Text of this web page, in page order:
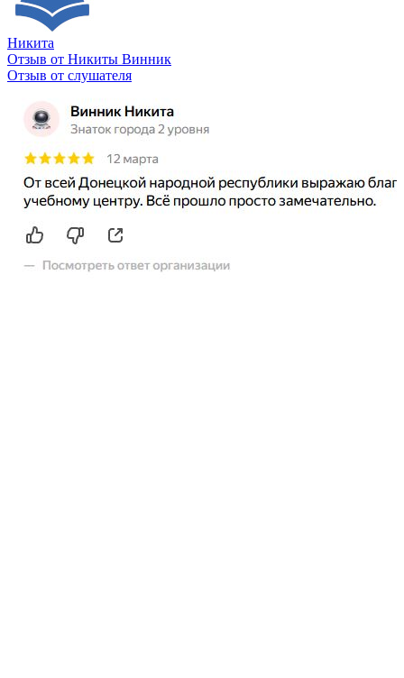
Никита
Отзыв от Никиты Винник
Отзыв от слушателя